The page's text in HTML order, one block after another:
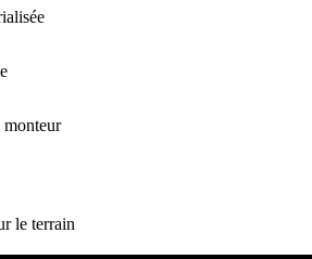
monteur
le terrain